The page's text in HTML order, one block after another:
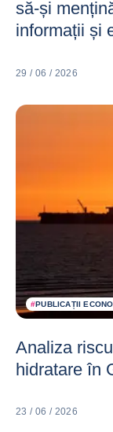
să-și
informații și
29 / 06 / 2026
#PUBLICAȚII
Analiza
hidratare în
23 / 06 / 2026